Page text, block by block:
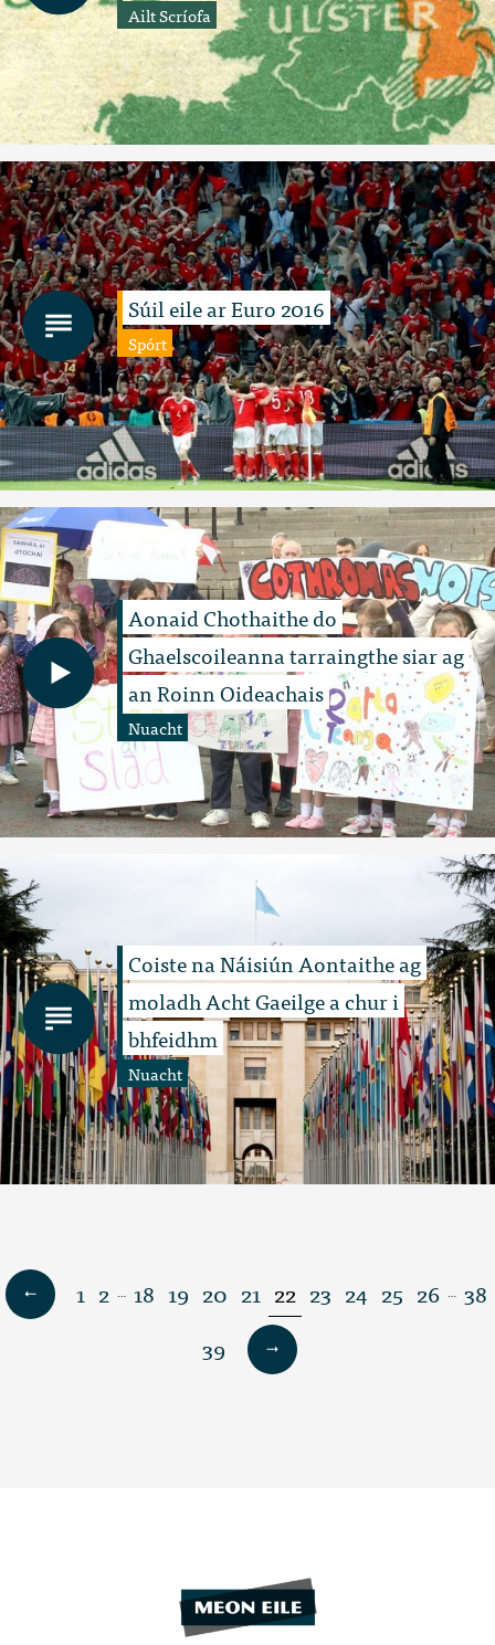
Ailt Scríofa
Súil eile ar Euro 2016
Spórt
Aonaid Chothaithe do
Ghaelscoileanna tarraingthe siar ag
an Roinn Oideachais
Nuacht
Coiste na Náisiún Aontaithe ag
moladh Acht Gaeilge a chur i
bhfeidhm
Nuacht
1 2 … 18 19 20 21 22 23 24 25 26 … 38
39